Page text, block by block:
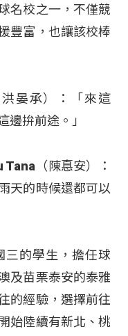
名校之一，不僅競
豐富，也讓該校棒
晏承）：「來這
邊拚前途。」
（陳惪安）：
天的時候還都可以
三的學生，擔任球
及苗栗泰安的泰雅
的經驗，選擇前往
始陸續有新北、桃